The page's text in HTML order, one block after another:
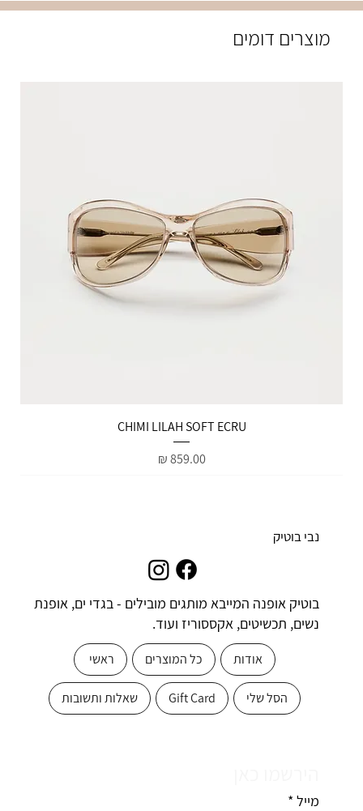
מוצרים דומים
CHIMI LILAH SOFT ECRU
מחיר‏859.00 ‏₪
נבי בוטיק
בוטיק אופנה המייבא מותגים מובילים - בגדי ים, אופנת
נשים, תכשיטים, אקססוריז ועוד.
ראשי כל המוצרים אודות
שאלות ותשובות Gift Card הסל שלי
מייל *